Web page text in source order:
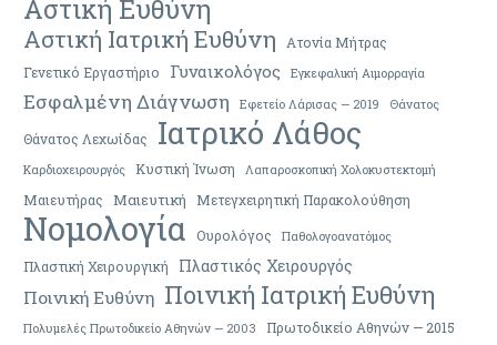
Αστική Ευθύνη
Αστική Ιατρική Ευθύνη
Ατονία Μήτρας
Γενετικό Εργαστήριο
Γυναικολόγος Εγκεφαλική Αιμορραγία
Εσφαλμένη Διάγνωση Εφετείο Λάρισας — 2019 Θάνατος
Θάνατος Λεχωίδας Ιατρικό Λάθος
Καρδιοχειρουργός Κυστική Ίνωση Λαπαροσκοπική Χολοκυστεκτομή
Μαιευτήρας Μαιευτική Μετεγχειρητική Παρακολούθηση
Νομολογία Ουρολόγος Παθολογοανατόμος
Πλαστική Χειρουργική Πλαστικός Χειρουργός
Ποινική Ευθύνη Ποινική Ιατρική Ευθύνη
Πολυμελές Πρωτοδικείο Αθηνών — 2003 Πρωτοδικείο Αθηνών — 2015